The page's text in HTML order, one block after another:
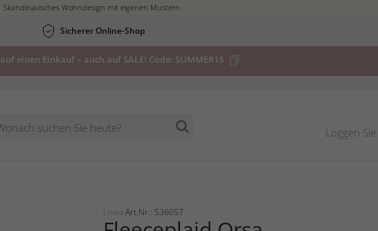
Skandinavisches Wohndesign mit eigenen Mustern.
Sicherer Online-Shop
auf einen Einkauf – auch auf SALE! Code: SUMMER15
Loggen
Linea Art.Nr.: 536057